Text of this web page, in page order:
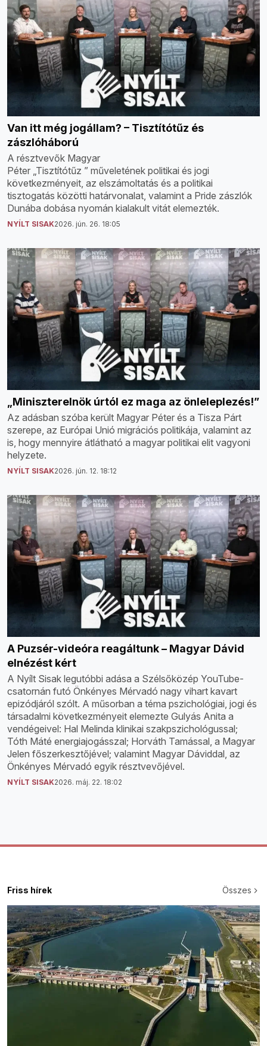
Van itt még jogállam? – Tisztítótűz és
zászlóháború
A résztvevők Magyar
Péter „Tisztítótűz ” műveletének politikai és jogi
következményeit, az elszámoltatás és a politikai
tisztogatás közötti határvonalat, valamint a Pride zászlók
Dunába dobása nyomán kialakult vitát elemezték.
NYÍLT SISAK2026. jún. 26. 18:05
„Miniszterelnök úrtól ez maga az önleleplezés!”
Az adásban szóba került Magyar Péter és a Tisza Párt
szerepe, az Európai Unió migrációs politikája, valamint az
is, hogy mennyire átlátható a magyar politikai elit vagyoni
helyzete.
NYÍLT SISAK2026. jún. 12. 18:12
A Puzsér-videóra reagáltunk – Magyar Dávid
elnézést kért
A Nyílt Sisak legutóbbi adása a Szélsőközép YouTube-
csatornán futó Önkényes Mérvadó nagy vihart kavart
epizódjáról szólt. A műsorban a téma pszichológiai, jogi és
társadalmi következményeit elemezte Gulyás Anita a
vendégeivel: Hal Melinda klinikai szakpszichológussal;
Tóth Máté energiajogásszal; Horváth Tamással, a Magyar
Jelen főszerkesztőjével; valamint Magyar Dáviddal, az
Önkényes Mérvadó egyik résztvevőjével.
NYÍLT SISAK2026. máj. 22. 18:02
Friss hírek Összes